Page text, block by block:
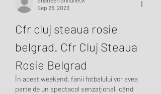
Sep 26, 2023
Cfr cluj steaua rosie
belgrad. Cfr Cluj Steaua
Rosie Belgrad
În acest weekend, fanii fotbalului vor avea
parte de un spectacol senzațional, când